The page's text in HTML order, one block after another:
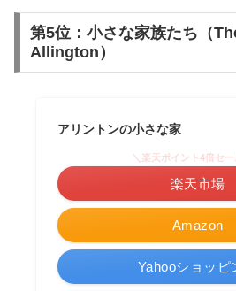
第5位：小さな家族たち（
Allington）
アリントンの小さな家
Amazon
＼楽天ポイント4倍セー
楽天市場
Yahooショッピ